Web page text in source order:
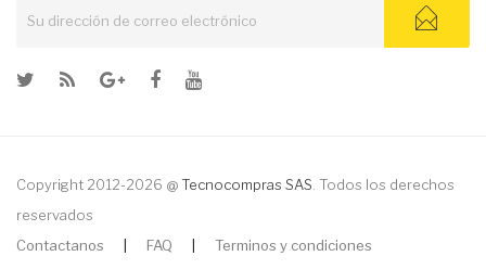
Copyright 2012-2026 @ Tecnocompras SAS . Todos los derechos
reservados
Contactanos
FAQ Terminos y condiciones